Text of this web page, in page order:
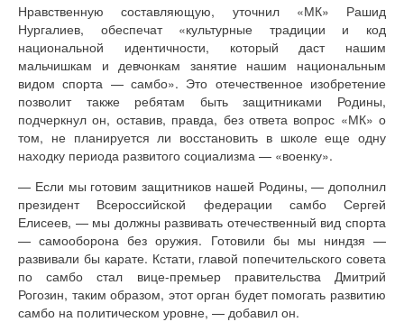
Нравственную составляющую, уточнил «МК» Рашид
Нургалиев, обеспечат «культурные традиции и код
национальной идентичности, который даст нашим
мальчишкам и девчонкам занятие нашим национальным
видом спорта — самбо». Это отечественное изобретение
позволит также ребятам быть защитниками Родины,
подчеркнул он, оставив, правда, без ответа вопрос «МК» о
том, не планируется ли восстановить в школе еще одну
находку периода развитого социализма — «военку».
— Если мы готовим защитников нашей Родины, — дополнил
президент Всероссийской федерации самбо Сергей
Елисеев, — мы должны развивать отечественный вид спорта
— самооборона без оружия. Готовили бы мы ниндзя —
развивали бы карате. Кстати, главой попечительского совета
по самбо стал вице-премьер правительства Дмитрий
Рогозин, таким образом, этот орган будет помогать развитию
самбо на политическом уровне, — добавил он.